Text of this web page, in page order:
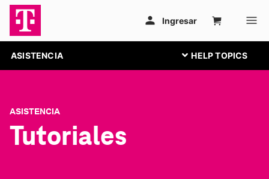
ASISTENCIA
ASISTENCIA
Tutoriales